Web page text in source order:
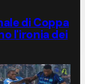
di Coppa
l'ironia dei